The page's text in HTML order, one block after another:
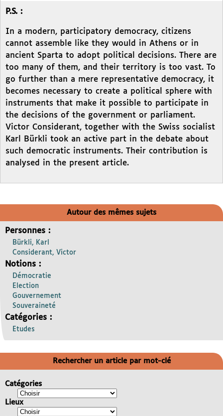
P.S. :
In a modern, participatory democracy, citizens
cannot assemble like they would in Athens or in
ancient Sparta to adopt political decisions. There are
too many of them, and their territory is too vast. To
go further than a mere representative democracy, it
becomes necessary to create a political sphere with
instruments that make it possible to participate in
the decisions of the government or parliament.
Victor Considerant, together with the Swiss socialist
Karl Bürkli took an active part in the debate about
such democratic instruments. Their contribution is
analysed in the present article.
Autour des mêmes sujets
Personnes :
Bürkli, Karl
Considerant, Victor
Notions :
Démocratie
Election
Gouvernement
Souveraineté
Catégories :
Etudes
Rechercher un article par mot-clé
Catégories
Lieux